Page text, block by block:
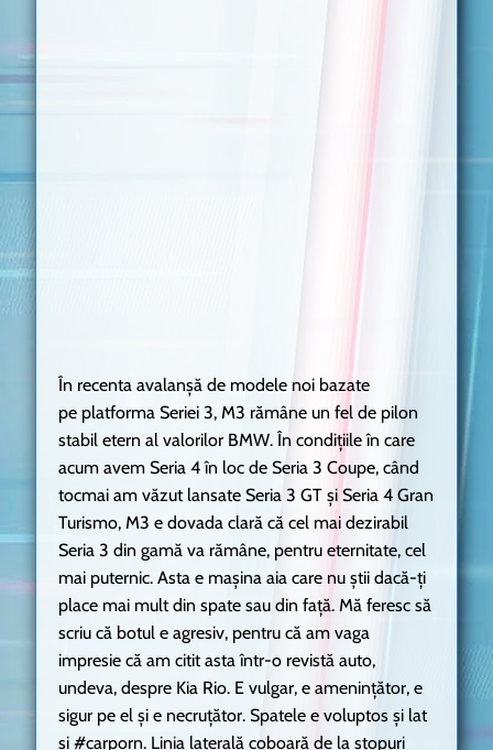
În recenta avalanșă de modele noi bazate
pe platforma Seriei 3, M3 rămâne un fel de pilon
stabil etern al valorilor BMW. În condițiile în care
acum avem Seria 4 în loc de Seria 3 Coupe, când
tocmai am văzut lansate Seria 3 GT și Seria 4 Gran
Turismo, M3 e dovada clară că cel mai dezirabil
Seria 3 din gamă va rămâne, pentru eternitate, cel
mai puternic. Asta e mașina aia care nu știi dacă-ți
place mai mult din spate sau din față. Mă feresc să
scriu că botul e agresiv, pentru că am vaga
impresie că am citit asta într-o revistă auto,
undeva, despre Kia Rio. E vulgar, e amenințător, e
sigur pe el și e necruțător. Spatele e voluptos și lat
și #carporn. Linia laterală coboară de la stopuri